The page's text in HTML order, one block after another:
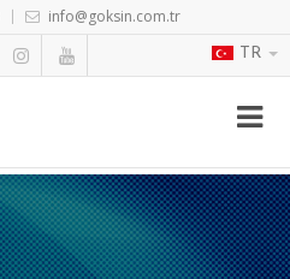
info@goksin.com.tr
TR